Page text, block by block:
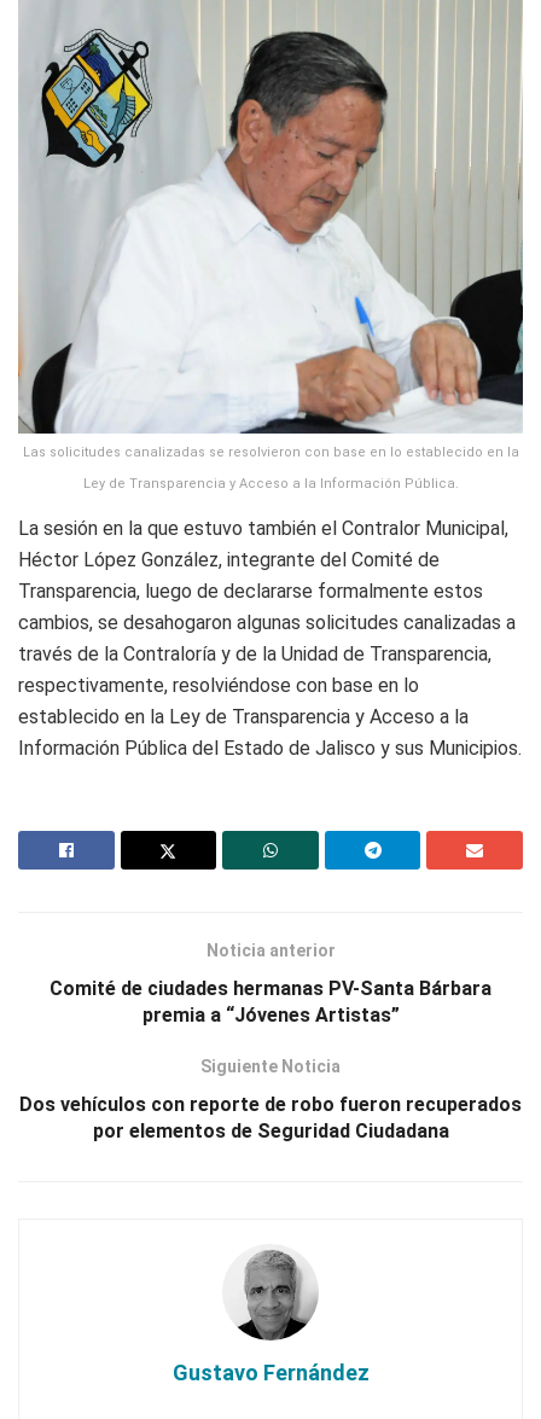
Las solicitudes canalizadas se resolvieron con base en lo establecido en la
Ley de Transparencia y Acceso a la Información Pública.
La sesión en la que estuvo también el Contralor Municipal,
Héctor López González, integrante del Comité de
Transparencia, luego de declararse formalmente estos
cambios, se desahogaron algunas solicitudes canalizadas a
través de la Contraloría y de la Unidad de Transparencia,
respectivamente, resolviéndose con base en lo
establecido en la Ley de Transparencia y Acceso a la
Información Pública del Estado de Jalisco y sus Municipios.
Noticia anterior
Comité de ciudades hermanas PV-Santa Bárbara
premia a “Jóvenes Artistas”
Siguiente Noticia
Dos vehículos con reporte de robo fueron recuperados
por elementos de Seguridad Ciudadana
Gustavo Fernández